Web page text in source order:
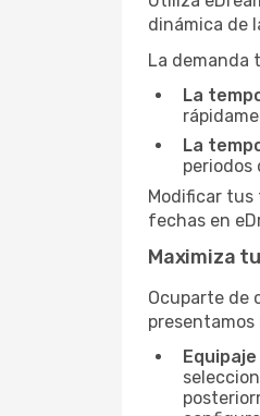
dinámica de
La demanda
La
La
periodos
Modificar tus
fechas en
Maximiza
Ocuparte de